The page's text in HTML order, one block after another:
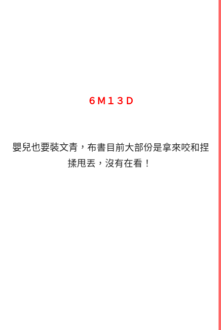
６Ｍ１３Ｄ
嬰兒也要裝文青， 布書目前大部份是拿來咬和捏
揉甩丟，沒有在看！